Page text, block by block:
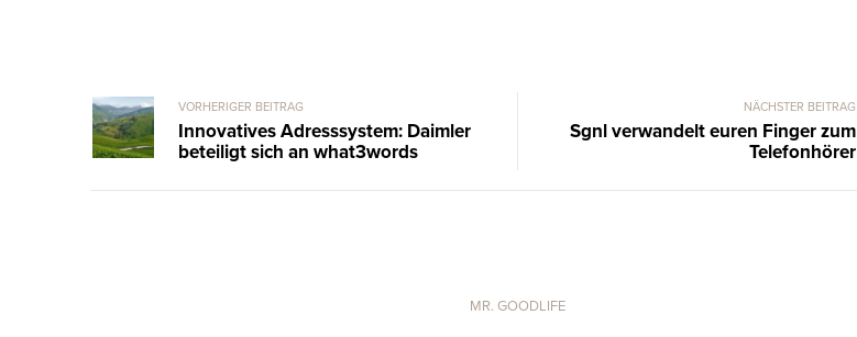
VORHERIGER BEITRAG
Innovatives Adresssystem: Daimler
beteiligt sich an what3words
NÄCHSTER BEITRAG
Sgnl verwandelt euren Finger zum
Telefonhörer
MR. GOODLIFE